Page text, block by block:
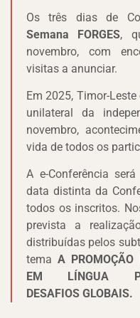
Os três dias de
Semana FORGES,
novembro, com
visitas a anunciar.
Em 2025, Timor-
unilateral da
novembro,
vida de todos os
A e-Conferência
data distinta da
todos os inscritos.
prevista a
distribuídas pelos
temaA PROMOÇÃO
EM LÍNGUA
DESAFIOS GLOBAIS.